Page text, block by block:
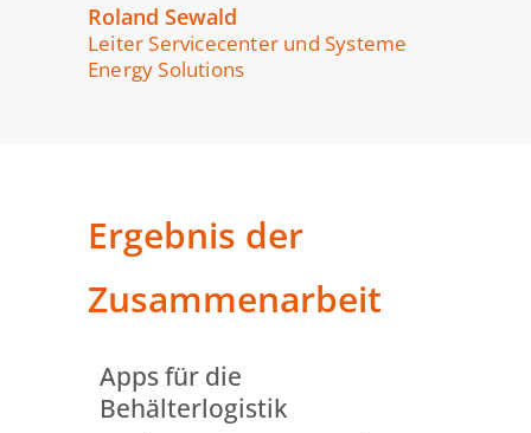
Roland Sewald
Leiter Servicecenter und Systeme
Energy Solutions
Ergebnis der
Zusammenarbeit
Apps für die
Behälterlogistik